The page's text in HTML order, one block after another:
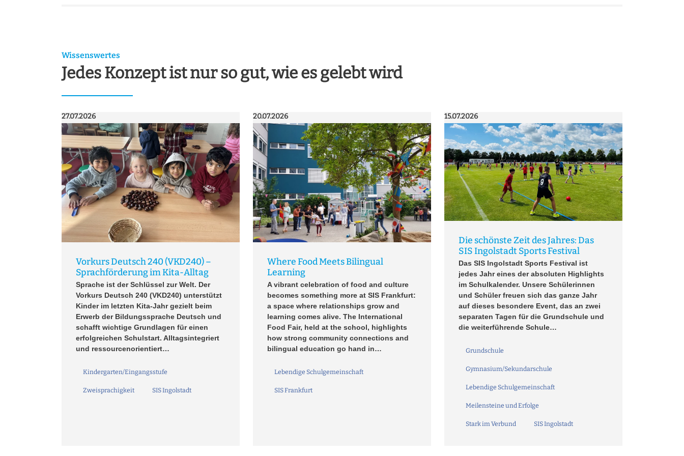
Wissenswertes
Jedes Konzept ist nur so gut, wie es gelebt wird
27.07.2026
Vorkurs Deutsch 240 (VKD240) –
Sprachförderung im Kita-Alltag
Sprache ist der Schlüssel zur Welt. Der
Vorkurs Deutsch 240 (VKD240) unterstützt
Kinder im letzten Kita-Jahr gezielt beim
Erwerb der Bildungssprache Deutsch und
schafft wichtige Grundlagen für einen
erfolgreichen Schulstart. Alltagsintegriert
und ressourcenorientiert…
Kindergarten/Eingangsstufe
Zweisprachigkeit SIS Ingolstadt
20.07.2026
Where Food Meets Bilingual
Learning
A vibrant celebration of food and culture
becomes something more at SIS Frankfurt:
a space where relationships grow and
learning comes alive. The International
Food Fair, held at the school, highlights
how strong community connections and
bilingual education go hand in…
Lebendige Schulgemeinschaft
SIS Frankfurt
15.07.2026
Die schönste Zeit des Jahres: Das
SIS Ingolstadt Sports Festival
Das SIS Ingolstadt Sports Festival ist
jedes Jahr eines der absoluten Highlights
im Schulkalender. Unsere Schülerinnen
und Schüler freuen sich das ganze Jahr
auf dieses besondere Event, das an zwei
separaten Tagen für die Grundschule und
die weiterführende Schule…
Grundschule
Gymnasium/Sekundarschule
Lebendige Schulgemeinschaft
Meilensteine und Erfolge
Stark im Verbund SIS Ingolstadt